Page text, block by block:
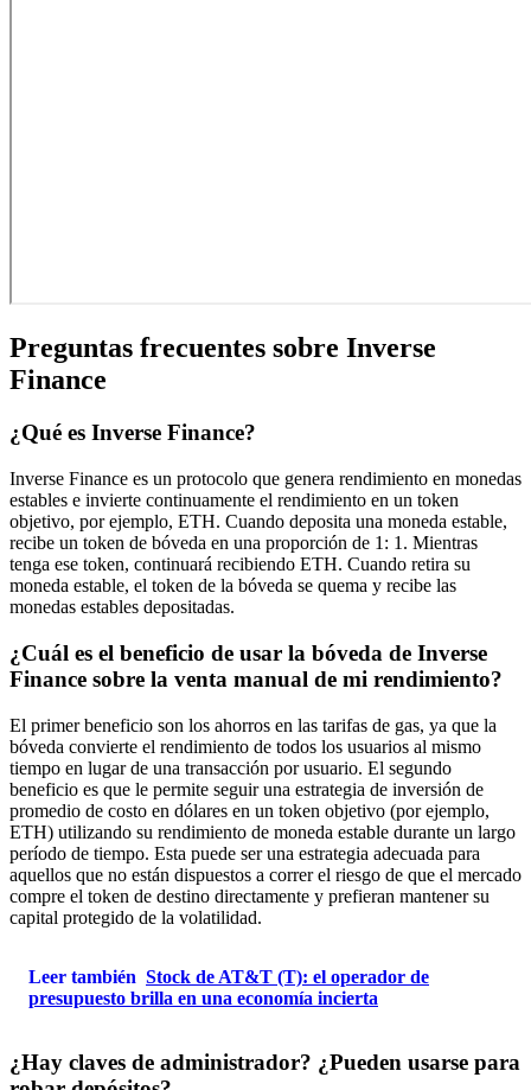
Preguntas frecuentes sobre Inverse
Finance
¿Qué es Inverse Finance?
Inverse Finance es un protocolo que genera rendimiento en monedas
estables e invierte continuamente el rendimiento en un token
objetivo, por ejemplo, ETH. Cuando deposita una moneda estable,
recibe un token de bóveda en una proporción de 1: 1. Mientras
tenga ese token, continuará recibiendo ETH. Cuando retira su
moneda estable, el token de la bóveda se quema y recibe las
monedas estables depositadas.
¿Cuál es el beneficio de usar la bóveda de Inverse
Finance sobre la venta manual de mi rendimiento?
El primer beneficio son los ahorros en las tarifas de gas, ya que la
bóveda convierte el rendimiento de todos los usuarios al mismo
tiempo en lugar de una transacción por usuario. El segundo
beneficio es que le permite seguir una estrategia de inversión de
promedio de costo en dólares en un token objetivo (por ejemplo,
ETH) utilizando su rendimiento de moneda estable durante un largo
período de tiempo. Esta puede ser una estrategia adecuada para
aquellos que no están dispuestos a correr el riesgo de que el mercado
compre el token de destino directamente y prefieran mantener su
capital protegido de la volatilidad.
Leer también Stock de AT&T (T): el operador de
presupuesto brilla en una economía incierta
¿Hay claves de administrador? ¿Pueden usarse para